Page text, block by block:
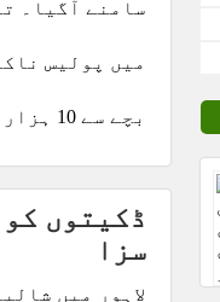
سامنے آگیا۔
بچے سے 10 ہزار روپے چھین ...
ڈکیتوں
سزا
لاہور میں